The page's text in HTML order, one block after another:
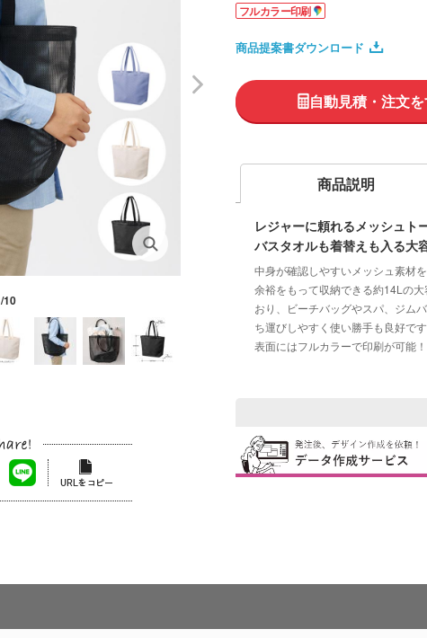
/10
フルカラー印刷
商品提案書ダウンロード
自動見積・注文
商品説明
レジャーに頼れるメッシュト
バスタオルも着替えも入る大
中身が確認しやすいメッシュ素材
余裕をもって収納できる約14Lの
おり、ビーチバッグやスパ、ジム
ち運びしやすく使い勝手も良好です
表面にはフルカラーで印刷が可能